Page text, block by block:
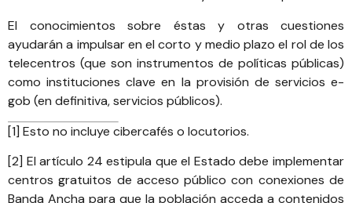
El conocimientos sobre éstas y otras cuestiones
ayudarán a impulsar en el corto y medio plazo el rol de los
telecentros (que son instrumentos de políticas públicas)
como instituciones clave en la provisión de servicios e-
gob (en definitiva, servicios públicos).
[1] Esto no incluye cibercafés o locutorios.
[2] El artículo 24 estipula que el Estado debe implementar
centros gratuitos de acceso público con conexiones de
Banda Ancha para que la población acceda a contenidos